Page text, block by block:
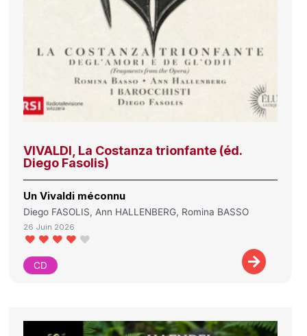
VIVALDI, La Costanza trionfante (éd.
Diego Fasolis)
Un Vivaldi méconnu
Diego FASOLIS, Ann HALLENBERG, Romina BASSO
26 Juin 2026
CD